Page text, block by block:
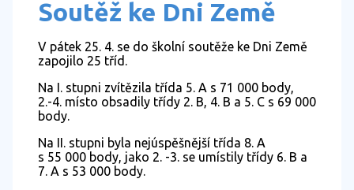
Soutěž ke Dni Země
V pátek 25. 4. se do školní soutěže ke Dni Země
zapojilo 25 tříd.
Na I. stupni zvítězila třída 5. A s 71 000 body,
2.-4. místo obsadily třídy 2. B, 4. B a 5. C s 69 000
body.
Na II. stupni byla nejúspěšnější třída 8. A
s 55 000 body, jako 2. -3. se umístily třídy 6. B a
7. A s 53 000 body.